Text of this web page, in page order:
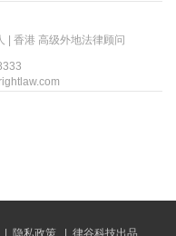
| 香港 高级外地法律顾问
| 隐私政策 | 律谷科技出品